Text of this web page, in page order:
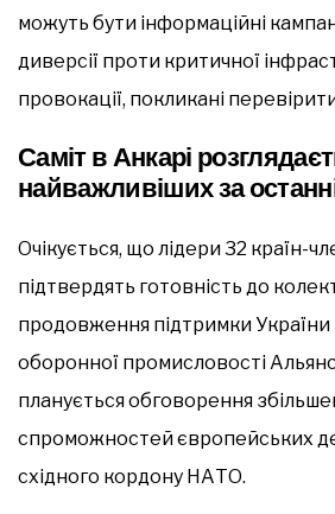
можуть бути інформаційні
диверсії проти критичної
провокації, покликані
Саміт в Анкарі
найважливіших за
Очікується, що лідери 32 країн-
підтвердять готовність до
продовження підтримки України
оборонної промисловості
планується обговорення
спроможностей європейських
східного кордону НАТО.